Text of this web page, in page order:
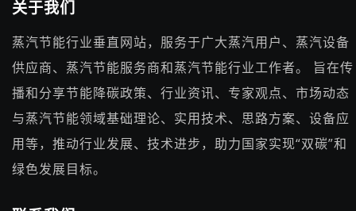
关于我们
蒸汽节能行业垂直网站，服务于广大蒸汽用户、蒸汽设备
供应商、蒸汽节能服务商和蒸汽节能行业工作者。 旨在传
播和分享节能降碳政策、行业资讯、专家观点、市场动态
与蒸汽节能领域基础理论、实用技术、思路方案、设备应
用等，推动行业发展、技术进步，助力国家实现“双碳”和
绿色发展目标。